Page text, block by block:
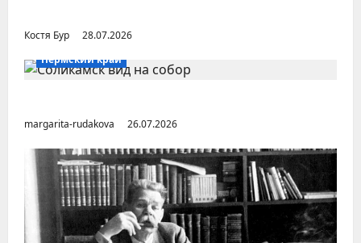
Костя Бур
28.07.2026
Пермский край
margarita-rudakova 26.07.2026